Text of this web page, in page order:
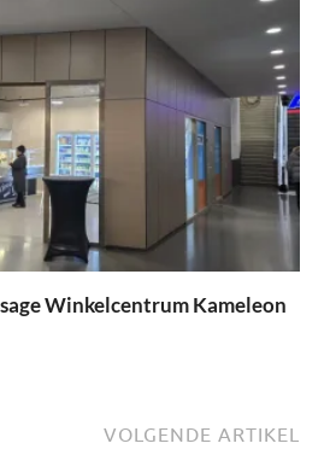
Winkelcentrum Kameleon
VOLGENDE ARTIKEL